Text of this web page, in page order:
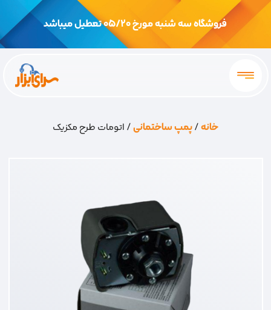
فروشگاه سه شنبه مورخ 05/20 تعطیل میباشد
خانه/پمپ ساختمانی/ اتومات طرح مکزیک